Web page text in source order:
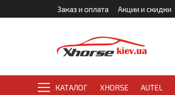
Заказ и оплата Акции и скидки
КАТАЛОГ XHORSE AUTEL